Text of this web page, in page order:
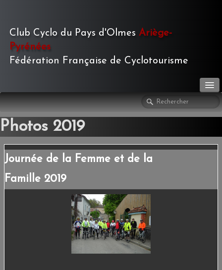
Club Cyclo du Pays d'Olmes Ariège-
Pyrénées
Fédération Française de Cyclotourisme
LE JOURNAL ▼
PHOTOS▼
ESPACE ADHÉRENTS
Photos 2019
Journée de la Femme et de la
Famille 2019